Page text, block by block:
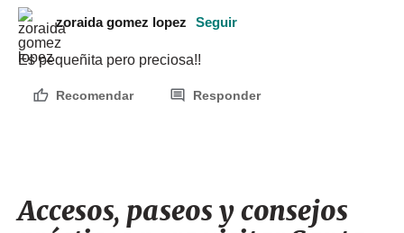
zoraida gomez lopez Seguir
Es pequeñita pero preciosa!!
Recomendar Responder
Accesos, paseos y consejos